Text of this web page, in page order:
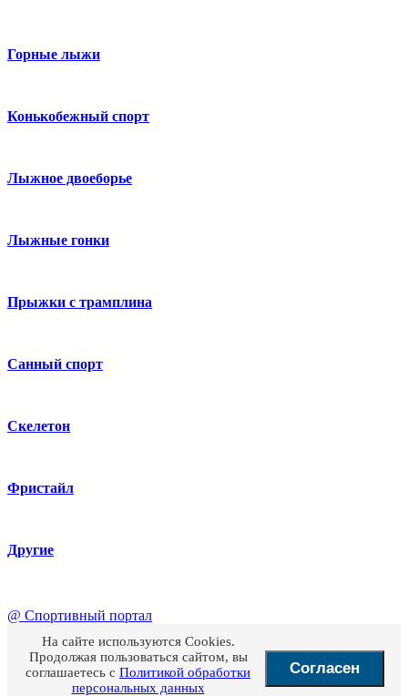
Горные лыжи
Конькобежный спорт
Лыжное двоеборье
Лыжные гонки
Прыжки с трамплина
Санный спорт
Скелетон
Фристайл
Другие
@ Спортивный портал
На сайте используются Cookies.
Продолжая пользоваться сайтом, вы
соглашаетесь с Политикой обработки
персональных данных
Согласен